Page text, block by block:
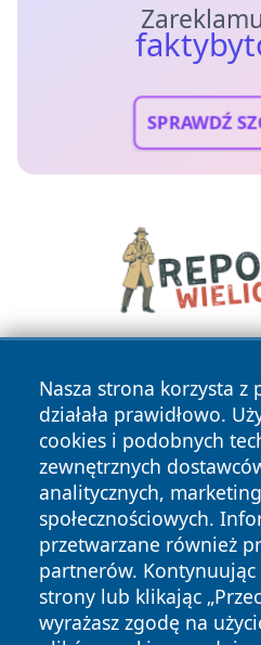
SPRAWDŹ
Nasza strona korzysta z
działała prawidłowo.
cookies i podobnych
zewnętrznych
analitycznych,
społecznościowych.
przetwarzane również
partnerów. Kontynuując
strony lub klikając
wyrażasz zgodę na
Copyright © 2026 faktybytom.pl
News Autorzy
Polityka